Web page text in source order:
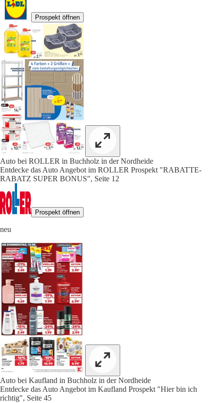
Prospekt öffnen
Auto bei ROLLER in Buchholz in der Nordheide
Entdecke das Auto Angebot im ROLLER Prospekt "RABATTE-
RABATZ SUPER BONUS", Seite 12
Prospekt öffnen
neu
Auto bei Kaufland in Buchholz in der Nordheide
Entdecke das Auto Angebot im Kaufland Prospekt "Hier bin ich
richtig", Seite 45